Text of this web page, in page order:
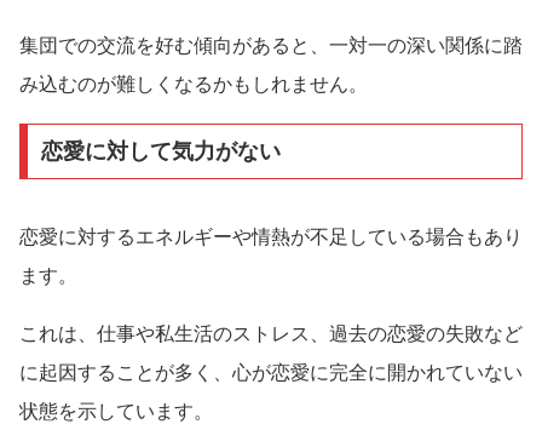
集団での交流を好む傾向があると、一対一の深い関係に踏
み込むのが難しくなるかもしれません。
恋愛に対して気力がない
恋愛に対するエネルギーや情熱が不足している場合もあり
ます。
これは、仕事や私生活のストレス、過去の恋愛の失敗など
に起因することが多く、心が恋愛に完全に開かれていない
状態を示しています。